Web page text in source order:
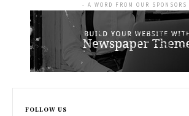
- A WORD FROM OUR SPONSORS
FOLLOW US